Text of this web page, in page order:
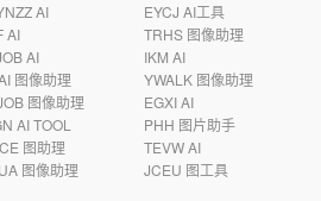
AI
EYCJ AI工具
AI
TRHS 图像助理
AI
IKM AI
图像助理
YWALK 图像助理
图像助理
EGXI AI
AI TOOL
PHH 图片助手
图助理
TEVW AI
图像助理 JCEU 图工具